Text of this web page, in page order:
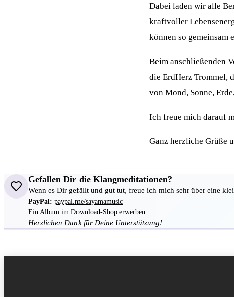
Dabei laden wir alle
kraftvoller
können so
Beim anschließenden
die ErdHerz Trommel,
von Mond, Sonne,
Ich freue mich darauf
Ganz herzliche Grüße
Gefallen Dir die Klangmeditationen?
Wenn es Dir gefällt und gut tut, freue ich mich sehr über eine
PayPal: paypal.me/sayamamusic
Ein Album im Download-Shop erwerben
Herzlichen Dank für Deine Unterstützung!